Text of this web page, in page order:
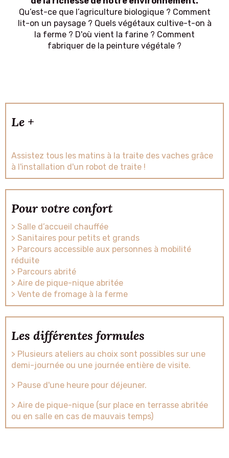
Qu’est-ce que l’agriculture biologique ? Comment
lit-on un paysage ? Quels végétaux cultive-t-on à
la ferme ? D'où vient la farine ? Comment
fabriquer de la peinture végétale ?
Le +
Assistez tous les matins à la traite des vaches grâce
à l'installation d'un robot de traite !
Pour votre confort
> Salle d’accueil chauffée
> Sanitaires pour petits et grands
> Parcours accessible aux personnes à mobilité
réduite
> Parcours abrité
> Aire de pique-nique abritée
> Vente de fromage à la ferme
Les différentes formules
> Plusieurs ateliers au choix sont possibles sur une
demi-journée ou une journée entière de visite.
> Pause d'une heure pour déjeuner.
> Aire de pique-nique (sur place en terrasse abritée
ou en salle en cas de mauvais temps)